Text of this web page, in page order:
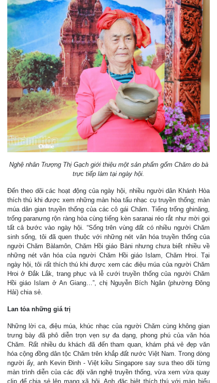
Nghệ nhân Trượng Thị Gạch giới thiệu một sản phẩm gốm Chăm do bà
trực tiếp làm tại ngày hội.
Đến theo dõi các hoạt động của ngày hội, nhiều người dân Khánh Hòa
thích thú khi được xem những màn hòa tấu nhạc cụ truyền thống; màn
múa dân gian truyền thống của các cô gái Chăm. Tiếng trống ghinăng,
trống paranưng rộn ràng hòa cùng tiếng kèn saranai réo rắt như mời gọi
tất cả bước vào ngày hội. “Sống trên vùng đất có nhiều người Chăm
sinh sống, tôi đã quen thuộc với những nét văn hóa truyền thống của
người Chăm Bàlamôn, Chăm Hồi giáo Bàni nhưng chưa biết nhiều về
những nét văn hóa của người Chăm Hồi giáo Islam, Chăm Hroi. Tại
ngày hội, tôi rất thích thú khi được xem các điệu múa của người Chăm
Hroi ở Đắk Lắk, trang phục và lễ cưới truyền thống của người Chăm
Hồi giáo Islam ở An Giang…”, chị Nguyễn Bích Ngân (phường Đông
Hải) chia sẻ.
Lan tỏa những giá trị
Những lời ca, điệu múa, khúc nhạc của người Chăm cùng không gian
trưng bày đã phô diễn trọn vẹn sự đa dạng, phong phú của văn hóa
Chăm. Rất nhiều du khách đã đến tham quan, khám phá vẻ đẹp văn
hóa cộng đồng dân tộc Chăm trên khắp đất nước Việt Nam. Trong dòng
người ấy, anh Kevin Đinh - Việt kiều Singapore say sưa theo dõi từng
màn trình diễn của các đội văn nghệ truyền thống, vừa xem vừa quay
clip để chia sẻ lên mạng xã hội. Anh đặc biệt thích thú với màn biểu